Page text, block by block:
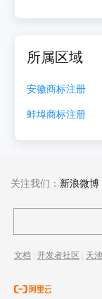
所属区域
安徽商标注册
蚌埠商标注册